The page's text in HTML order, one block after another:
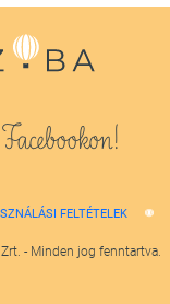
FELTÉTELEK
- Minden jog fenntartva.